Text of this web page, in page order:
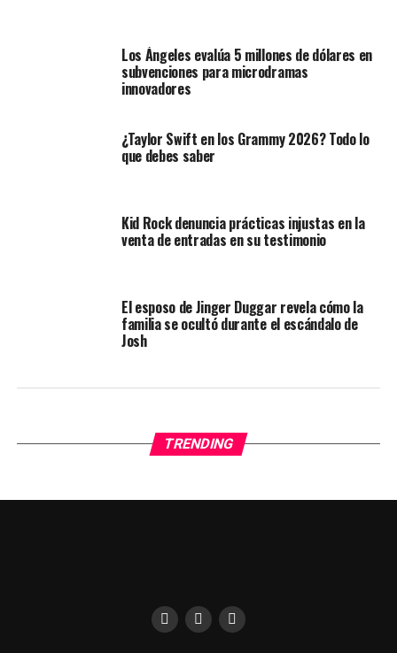
Los Ángeles evalúa 5 millones de dólares en
subvenciones para microdramas
innovadores
¿Taylor Swift en los Grammy 2026? Todo lo
que debes saber
Kid Rock denuncia prácticas injustas en la
venta de entradas en su testimonio
El esposo de Jinger Duggar revela cómo la
familia se ocultó durante el escándalo de
Josh
TRENDING